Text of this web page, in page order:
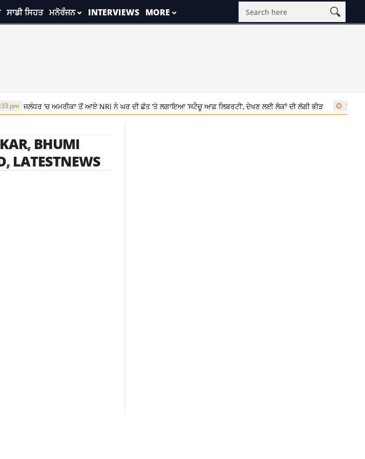
ਸਾਡੀ ਸਿਹਤ ਮਨੋਰੰਜਨ INTERVIEWS MORE
pm ਜਲੰਧਰ ‘ਚ ਅਮਰੀਕਾ ਤੋਂ ਆਏ NRI ਨੇ ਘਰ ਦੀ ਛੱਤ ‘ਤੇ ਲਗਾਇਆ ‘ਸਟੈਚੂ ਆਫ਼ ਲਿਬਰਟੀ’, ਦੇਖਣ ਲਈ ਲੋਕਾਂ ਦੀ ਲੱਗੀ ਭੀੜ 12:02 pm
, BHUMI
, LATESTNEWS